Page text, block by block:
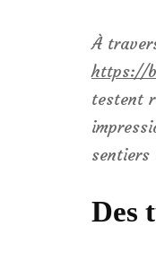
À
https://
testent
Des